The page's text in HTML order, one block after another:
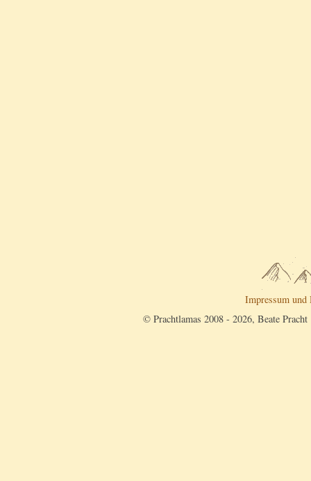
Impressum und
© Prachtlamas 2008 - 2026, Beate Pracht